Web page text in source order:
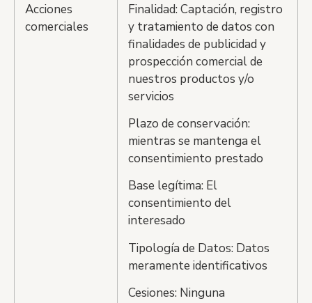
Acciones
comerciales
Finalidad: Captación, registro
y tratamiento de datos con
finalidades de publicidad y
prospección comercial de
nuestros productos y/o
servicios
Plazo de conservación:
mientras se mantenga el
consentimiento prestado
Base legítima: El
consentimiento del
interesado
Tipología de Datos: Datos
meramente identificativos
Cesiones: Ninguna